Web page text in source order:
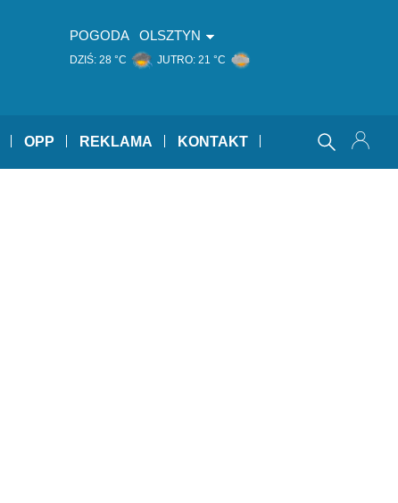
POGODA OLSZTYN
DZIŚ: 28 °C JUTRO: 21 °C
OPP REKLAMA KONTAKT